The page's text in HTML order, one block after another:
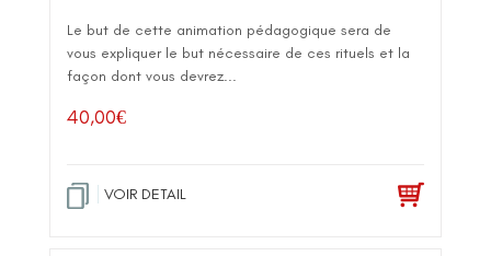
Le but de cette animation pédagogique sera de
vous expliquer le but nécessaire de ces rituels et la
façon dont vous devrez...
40,00€
VOIR DETAIL